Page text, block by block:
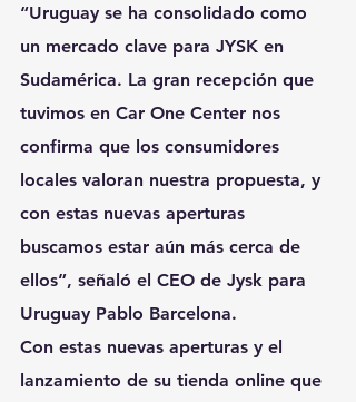
“Uruguay se ha consolidado como
un mercado clave para JYSK en
Sudamérica. La gran recepción que
tuvimos en Car One Center nos
confirma que los consumidores
locales valoran nuestra propuesta, y
con estas nuevas aperturas
buscamos estar aún más cerca de
ellos”, señaló el CEO de Jysk para
Uruguay Pablo Barcelona.
Con estas nuevas aperturas y el
lanzamiento de su tienda online que